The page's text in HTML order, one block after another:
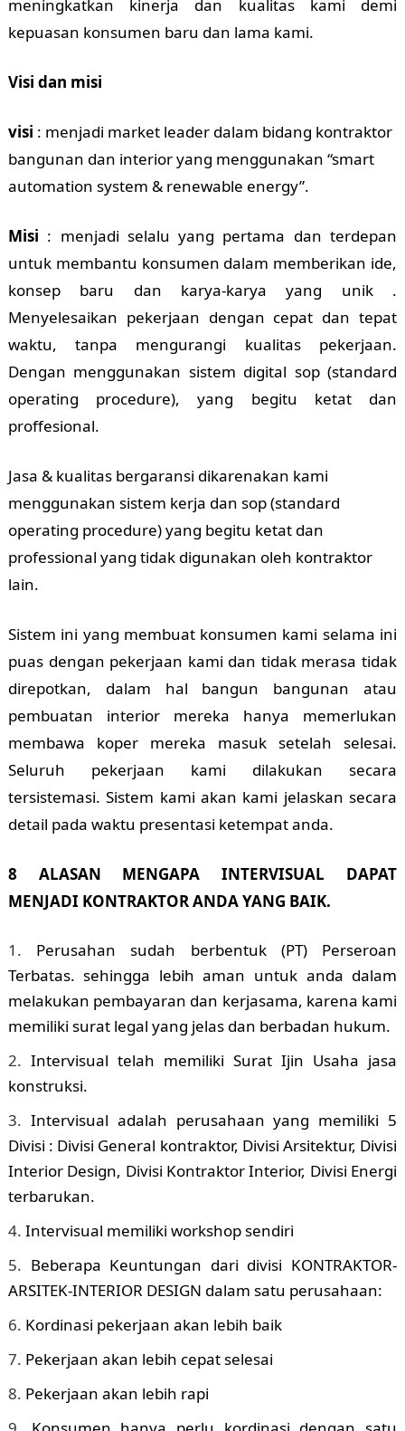
meningkatkan kinerja dan kualitas kami demi
kepuasan konsumen baru dan lama kami.
Visi dan misi
visi : menjadi market leader dalam bidang kontraktor
bangunan dan interior yang menggunakan “smart
automation system & renewable energy”.
Misi : menjadi selalu yang pertama dan terdepan
untuk membantu konsumen dalam memberikan ide,
konsep baru dan karya-karya yang unik .
Menyelesaikan pekerjaan dengan cepat dan tepat
waktu, tanpa mengurangi kualitas pekerjaan.
Dengan menggunakan sistem digital sop (standard
operating procedure), yang begitu ketat dan
proffesional.
Jasa & kualitas bergaransi dikarenakan kami
menggunakan sistem kerja dan sop (standard
operating procedure) yang begitu ketat dan
professional yang tidak digunakan oleh kontraktor
lain.
Sistem ini yang membuat konsumen kami selama ini
puas dengan pekerjaan kami dan tidak merasa tidak
direpotkan, dalam hal bangun bangunan atau
pembuatan interior mereka hanya memerlukan
membawa koper mereka masuk setelah selesai.
Seluruh pekerjaan kami dilakukan secara
tersistemasi. Sistem kami akan kami jelaskan secara
detail pada waktu presentasi ketempat anda.
8 ALASAN MENGAPA INTERVISUAL DAPAT
MENJADI KONTRAKTOR ANDA YANG BAIK.
Perusahan sudah berbentuk (PT) Perseroan
Terbatas. sehingga lebih aman untuk anda dalam
melakukan pembayaran dan kerjasama, karena kami
memiliki surat legal yang jelas dan berbadan hukum.
Intervisual telah memiliki Surat Ijin Usaha jasa
konstruksi.
Intervisual adalah perusahaan yang memiliki 5
Divisi : Divisi General kontraktor, Divisi Arsitektur, Divisi
Interior Design, Divisi Kontraktor Interior, Divisi Energi
terbarukan.
Intervisual memiliki workshop sendiri
Beberapa Keuntungan dari divisi KONTRAKTOR-
ARSITEK-INTERIOR DESIGN dalam satu perusahaan:
Kordinasi pekerjaan akan lebih baik
Pekerjaan akan lebih cepat selesai
Pekerjaan akan lebih rapi